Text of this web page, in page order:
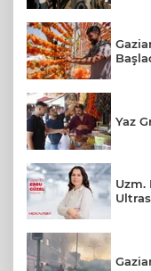
Yaz
Uzm.